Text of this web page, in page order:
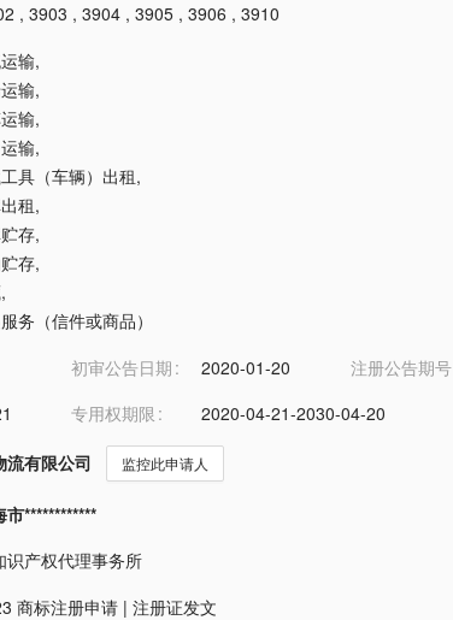
, 3903 , 3904 , 3905 , 3906 , 3910
输,
输,
输,
输,
具（车辆）出租,
租,
存,
存,
,
务（信件或商品）
初审公告日期 2020-01-20 注册公告期号
专用权期限
2020-04-21-2030-04-20
流有限公司 监控此申请人
************
识产权代理事务所
商标注册申请 | 注册证发文